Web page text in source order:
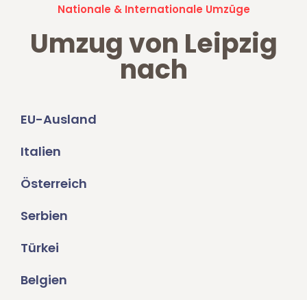
Nationale & Internationale Umzüge
Umzug von Leipzig
nach
EU-Ausland
Italien
Österreich
Serbien
Türkei
Belgien